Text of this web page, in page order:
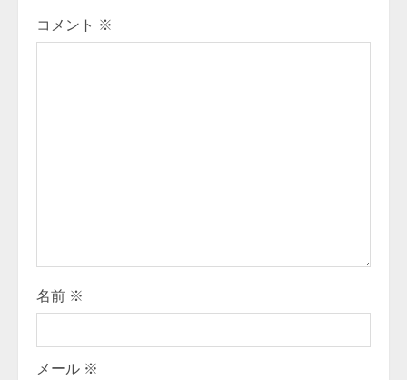
u
i
n
g
コメント ※
名前 ※
メール ※